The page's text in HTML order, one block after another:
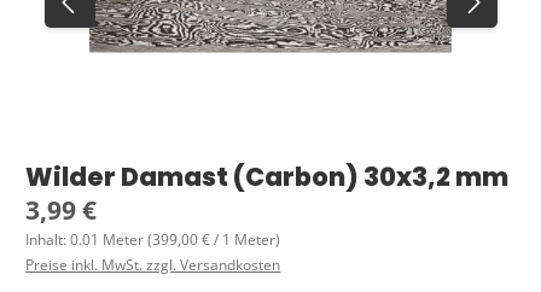
Wilder Damast (Carbon) 30x3,2 mm
Regulärer Preis:
3,99 €
Inhalt:0.01 Meter(399,00 € / 1 Meter)
Preise inkl. MwSt. zzgl. Versandkosten